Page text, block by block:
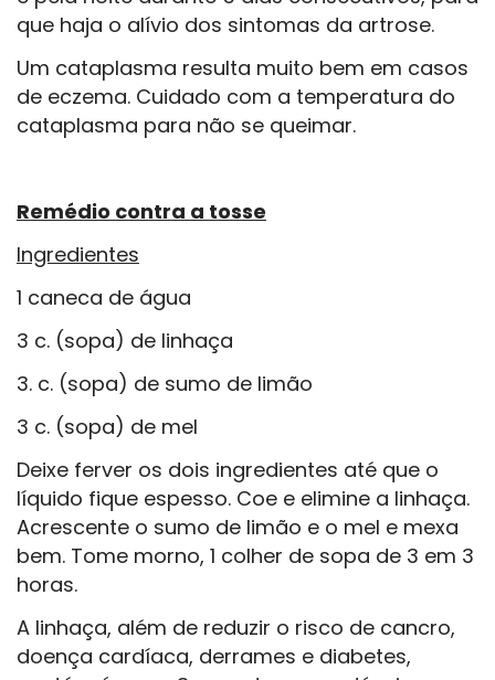
que haja o alívio dos sintomas da artrose.
Um cataplasma resulta muito bem em casos
de eczema. Cuidado com a temperatura do
cataplasma para não se queimar.
Remédio contra a tosse
Ingredientes
1 caneca de água
3 c. (sopa) de linhaça
3. c. (sopa) de sumo de limão
3 c. (sopa) de mel
Deixe ferver os dois ingredientes até que o
líquido fique espesso. Coe e elimine a linhaça.
Acrescente o sumo de limão e o mel e mexa
bem. Tome morno, 1 colher de sopa de 3 em 3
horas.
A linhaça, além de reduzir o risco de cancro,
doença cardíaca, derrames e diabetes,